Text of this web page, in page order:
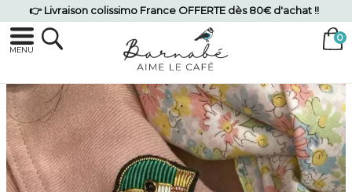
👉 Livraison colissimo France OFFERTE dès 80€ d'achat !!
MENU